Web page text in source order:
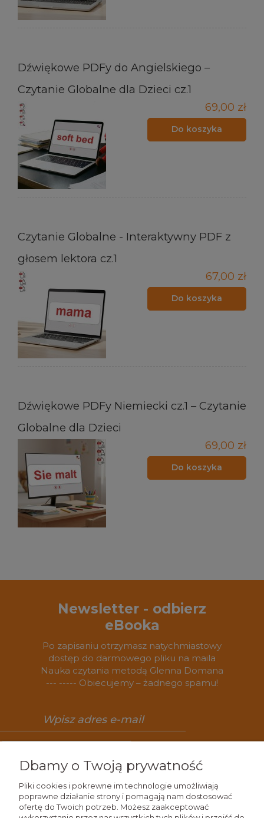
Dźwiękowe PDFy do Angielskiego –
Czytanie Globalne dla Dzieci cz.1
69,00 zł
Do koszyka
Czytanie Globalne - Interaktywny PDF z
głosem lektora cz.1
67,00 zł
Do koszyka
Dźwiękowe PDFy Niemiecki cz.1 – Czytanie
Globalne dla Dzieci
69,00 zł
Do koszyka
Newsletter - odbierz
eBooka
Po zapisaniu otrzymasz natychmiastowy
dostęp do darmowego pliku na maila
Nauka czytania metodą Glenna Domana
--- ----- Obiecujemy – żadnego spamu!
Wiedza
Dbamy o Twoją prywatność
Pliki cookies i pokrewne im technologie umożliwiają
poprawne działanie strony i pomagają nam dostosować
ofertę do Twoich potrzeb. Możesz zaakceptować